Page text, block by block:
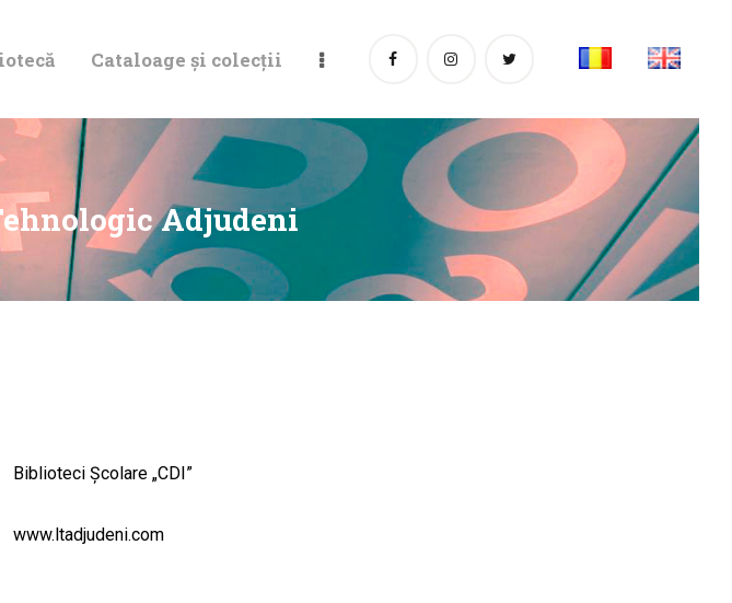
Cataloage și colecții
Adjudeni
Biblioteci Școlare „CDI”
www.ltadjudeni.com